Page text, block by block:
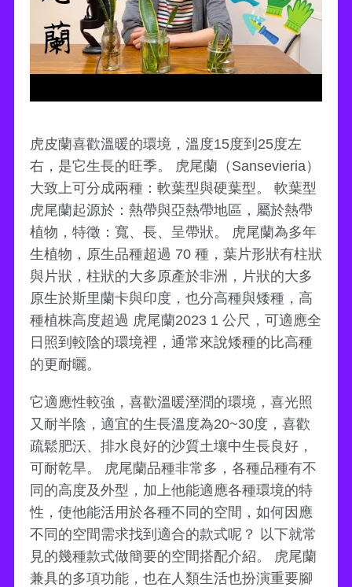
虎皮蘭喜歡溫暖的環境，溫度15度到25度左
右，是它生長的旺季。 虎尾蘭（Sansevieria）
大致上可分成兩種：軟葉型與硬葉型。 軟葉型
虎尾蘭起源於：熱帶與亞熱帶地區，屬於熱帶
植物，特徵：寬、長、呈帶狀。 虎尾蘭為多年
生植物，原生品種超過 70 種，葉片形狀有柱狀
與片狀，柱狀的大多原產於非洲，片狀的大多
原生於斯里蘭卡與印度，也分高種與矮種，高
種植株高度超過 虎尾蘭2023 1 公尺，可適應全
日照到較陰的環境裡，通常來說矮種的比高種
的更耐曬。
它適應性較強，喜歡溫暖溼潤的環境，喜光照
又耐半陰，適宜的生長溫度為20~30度，喜歡
疏鬆肥沃、排水良好的沙質土壤中生長良好，
可耐乾旱。 虎尾蘭品種非常多，各種品種有不
同的高度及外型，加上他能適應各種環境的特
性，使他能活用於各種不同的空間，如何因應
不同的空間需求找到適合的款式呢？ 以下就常
見的幾種款式做簡要的空間搭配介紹。 虎尾蘭
兼具的多項功能，也在人類生活也扮演重要腳